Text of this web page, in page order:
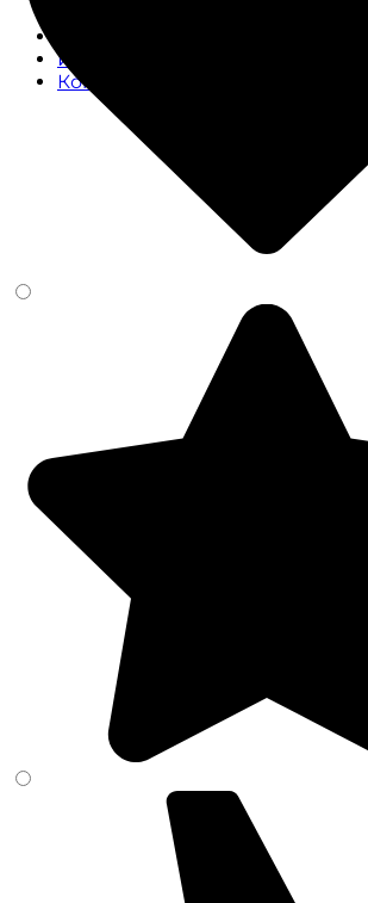
Интересные статьи и новости
Контакты